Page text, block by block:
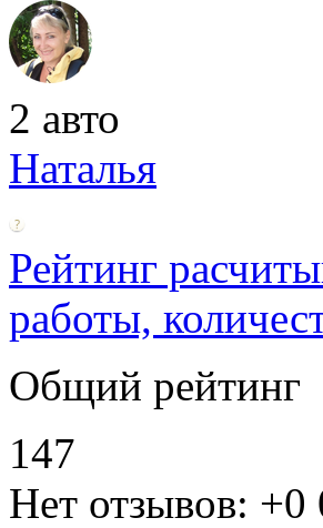
2 авто
Наталья
Рейтинг
работы,
Общий рейтинг
147
Нет отзывов: +0